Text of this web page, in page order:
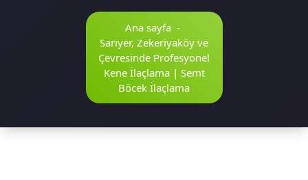
Ana sayfa -
Sarıyer, Zekeriyaköy ve
Çevresinde Profesyonel
Kene İlaçlama | Semt
Böcek İlaçlama